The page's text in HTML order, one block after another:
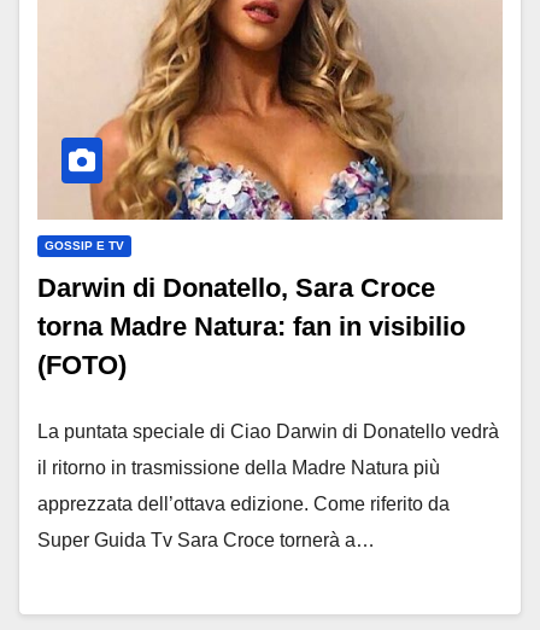
GOSSIP E TV
Darwin di Donatello, Sara Croce
torna Madre Natura: fan in visibilio
(FOTO)
La puntata speciale di Ciao Darwin di Donatello vedrà
il ritorno in trasmissione della Madre Natura più
apprezzata dell’ottava edizione. Come riferito da
Super Guida Tv Sara Croce tornerà a…